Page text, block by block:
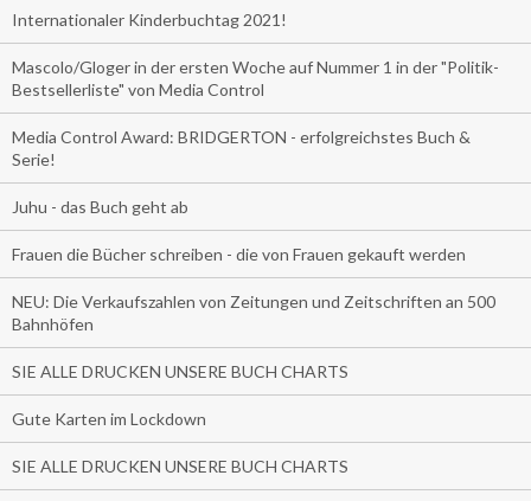
Internationaler Kinderbuchtag 2021!
Mascolo/Gloger in der ersten Woche auf Nummer 1 in der "Politik-
Bestsellerliste" von Media Control
Media Control Award: BRIDGERTON - erfolgreichstes Buch &
Serie!
Juhu - das Buch geht ab
Frauen die Bücher schreiben - die von Frauen gekauft werden
NEU: Die Verkaufszahlen von Zeitungen und Zeitschriften an 500
Bahnhöfen
SIE ALLE DRUCKEN UNSERE BUCH CHARTS
Gute Karten im Lockdown
SIE ALLE DRUCKEN UNSERE BUCH CHARTS